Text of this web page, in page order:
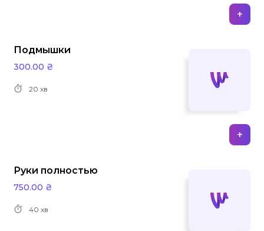
+
Подмышки
300.00 ₴
20 хв
+
Руки полностью
750.00 ₴
40 хв